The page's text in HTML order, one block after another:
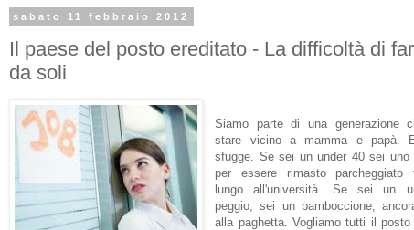
sabato 11 febbraio 2012
Il paese del posto ereditato - La difficoltà di
da soli
Siamo parte di una generazione
stare vicino a mamma e papà.
sfugge. Se sei un under 40 sei uno
per essere rimasto parcheggiato
lungo all'università. Se sei un
peggio, sei un bamboccione,
alla paghetta. Vogliamo tutti il